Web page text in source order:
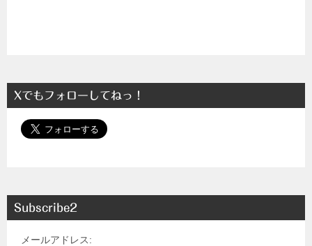
Xでもフォローしてねっ！
Subscribe2
メールアドレス: